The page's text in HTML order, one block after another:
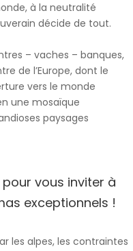
à la neutralité
décide de tout.
– vaches – banques,
de l’Europe, dont le
vers le monde
une mosaïque
paysages
pour vous inviter à
exceptionnels !
les alpes, les contraintes